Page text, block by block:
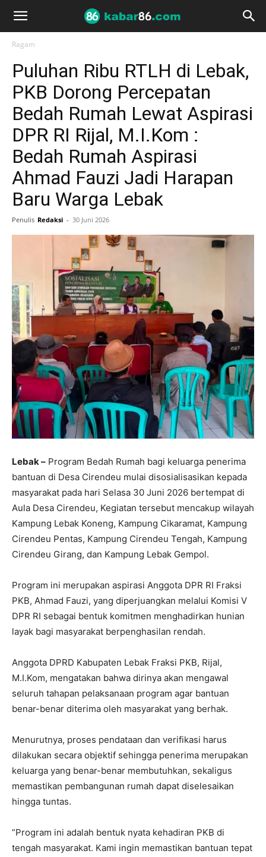
Ragam
‎Puluhan Ribu RTLH di Lebak,
PKB Dorong Percepatan
Bedah Rumah Lewat Aspirasi
DPR RI ‎Rijal, M.I.Kom :
Bedah Rumah Aspirasi
Ahmad Fauzi Jadi Harapan
Baru Warga Lebak
Penulis Redaksi - 30 Juni 2026
‎Lebak – Program Bedah Rumah bagi keluarga penerima
bantuan di Desa Cirendeu mulai disosialisasikan kepada
masyarakat pada hari Selasa 30 Juni 2026 bertempat di
Aula Desa Cirendeu, Kegiatan tersebut mencakup wilayah
Kampung Lebak Koneng, Kampung Cikaramat, Kampung
Cirendeu Pentas, Kampung Cirendeu Tengah, Kampung
Cirendeu Girang, dan Kampung Lebak Gempol.
‎Program ini merupakan aspirasi Anggota DPR RI Fraksi
PKB, Ahmad Fauzi, yang diperjuangkan melalui Komisi V
DPR RI sebagai bentuk komitmen menghadirkan hunian
layak bagi masyarakat berpenghasilan rendah.
‎Anggota DPRD Kabupaten Lebak Fraksi PKB, Rijal,
M.I.Kom, mengatakan bahwa dirinya akan mengawal
seluruh tahapan pelaksanaan program agar bantuan
benar-benar diterima oleh masyarakat yang berhak.
‎Menurutnya, proses pendataan dan verifikasi harus
dilakukan secara objektif sehingga penerima merupakan
keluarga yang benar-benar membutuhkan, sekaligus
memastikan pembangunan rumah dapat diselesaikan
hingga tuntas.
‎”Program ini adalah bentuk nyata kehadiran PKB di
tengah masyarakat. Kami ingin memastikan bantuan tepat